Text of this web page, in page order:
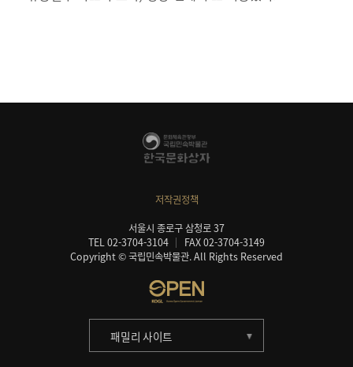
저작권정책
서울시 종로구 삼청로 37
TEL 02-3704-3104
FAX 02-3704-3149
Copyright © 국립민속박물관. All Rights Reserved
패밀리 사이트